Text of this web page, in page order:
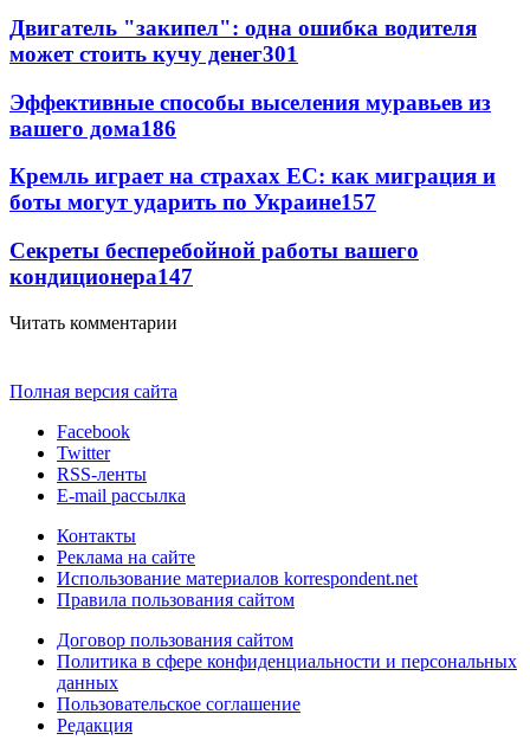
Двигатель "закипел": одна ошибка водителя
может стоить кучу денег301
Эффективные способы выселения муравьев из
вашего дома186
Кремль играет на страхах ЕС: как миграция и
боты могут ударить по Украине157
Секреты бесперебойной работы вашего
кондиционера147
Читать комментарии
Полная версия сайта
Facebook
Twitter
RSS-ленты
E-mail рассылка
Контакты
Реклама на сайте
Использование материалов korrespondent.net
Правила пользования сайтом
Договор пользования сайтом
Политика в сфере конфиденциальности и персональных
данных
Пользовательское соглашение
Редакция